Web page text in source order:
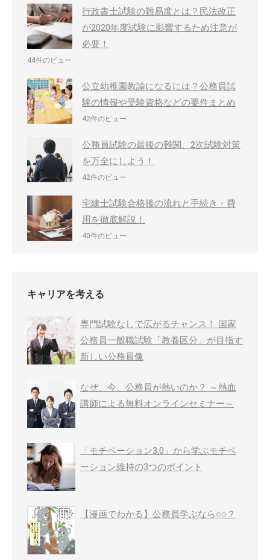
行政書士試験の難易度とは？民法改正
が2020年度試験に影響するため注意が
必要！
44件のビュー
公立幼稚園教諭になるには？公務員試
験の情報や受験資格などの要件まとめ
42件のビュー
公務員試験の最後の難関、2次試験対策
を万全にしよう！
42件のビュー
宅建士試験合格後の流れと手続き・費
用を徹底解説！
40件のビュー
キャリアを考える
専門試験なしで広がるチャンス！ 国家
公務員一般職試験「教養区分」が目指す
新しい公務員像
なぜ、今、公務員が熱いのか？ ～熱血
講師による無料オンラインセミナー～
「モチベーション3.0」から学ぶモチベ
ーション維持の3つのポイント
【漫画でわかる】公務員学ぶなら○○？